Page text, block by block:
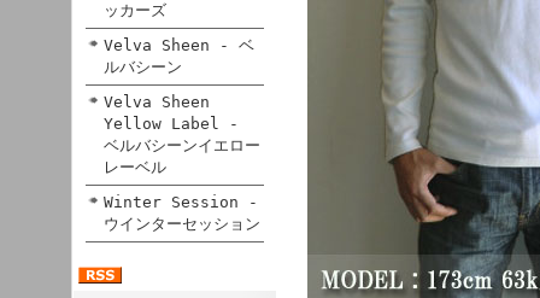
ッカーズ
Velva Sheen - ベ
ルバシーン
Velva Sheen
Yellow Label -
ベルバシーンイエロー
レーベル
Winter Session -
ウインターセッション